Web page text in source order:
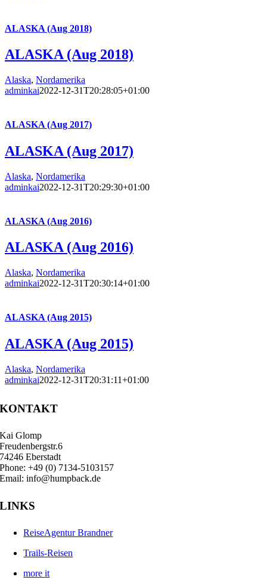
ALASKA (Aug 2018)
ALASKA (Aug 2018)
Alaska, Nordamerika
adminkai2022-12-31T20:28:05+01:00
ALASKA (Aug 2017)
ALASKA (Aug 2017)
Alaska, Nordamerika
adminkai2022-12-31T20:29:30+01:00
ALASKA (Aug 2016)
ALASKA (Aug 2016)
Alaska, Nordamerika
adminkai2022-12-31T20:30:14+01:00
ALASKA (Aug 2015)
ALASKA (Aug 2015)
Alaska, Nordamerika
adminkai2022-12-31T20:31:11+01:00
KONTAKT
Kai Glomp
Freudenbergstr.6
74246 Eberstadt
Phone: +49 (0) 7134-5103157
Email: info@humpback.de
LINKS
ReiseAgentur Brandner
Trails-Reisen
more it